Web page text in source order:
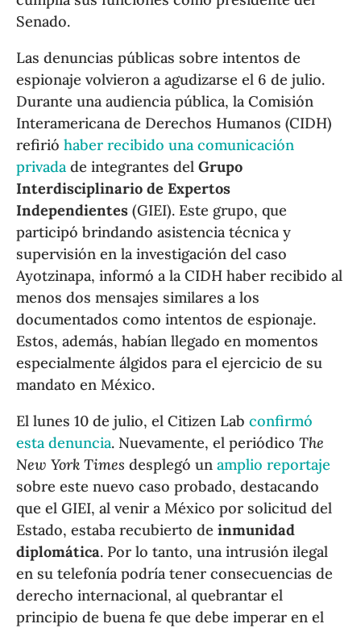
Senado.
Las denuncias públicas sobre intentos de
espionaje volvieron a agudizarse el 6 de julio.
Durante una audiencia pública, la Comisión
Interamericana de Derechos Humanos (CIDH)
refirióhaber recibido una comunicación
privada de integrantes delGrupo
Interdisciplinario de Expertos
Independientes (GIEI). Este grupo, que
participó brindando asistencia técnica y
supervisión en la investigación del caso
Ayotzinapa, informó a la CIDH haber recibido al
menos dos mensajes similares a los
documentados como intentos de espionaje.
Estos, además, habían llegado en momentos
especialmente álgidos para el ejercicio de su
mandato en México.
El lunes 10 de julio, el Citizen Labconfirmó
esta denuncia. Nuevamente, el periódicoThe
New York Times desplegó unamplio reportaje
sobre este nuevo caso probado, destacando
que el GIEI, al venir a México por solicitud del
Estado, estaba recubierto deinmunidad
diplomática. Por lo tanto, una intrusión ilegal
en su telefonía podría tener consecuencias de
derecho internacional, al quebrantar el
principio de buena fe que debe imperar en el